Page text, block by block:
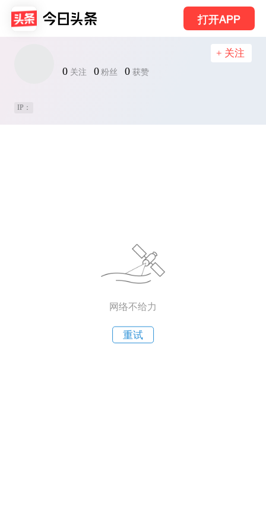
打开APP
0 关注 0 粉丝 0 获赞
+ 关注
IP：
网络不给力
重试